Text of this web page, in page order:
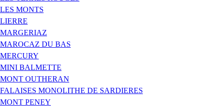
LES MONTS
LIERRE
MARGERIAZ
MAROCAZ DU BAS
MERCURY
MINI BALMETTE
MONT OUTHERAN
FALAISES MONOLITHE DE SARDIERES
MONT PENEY